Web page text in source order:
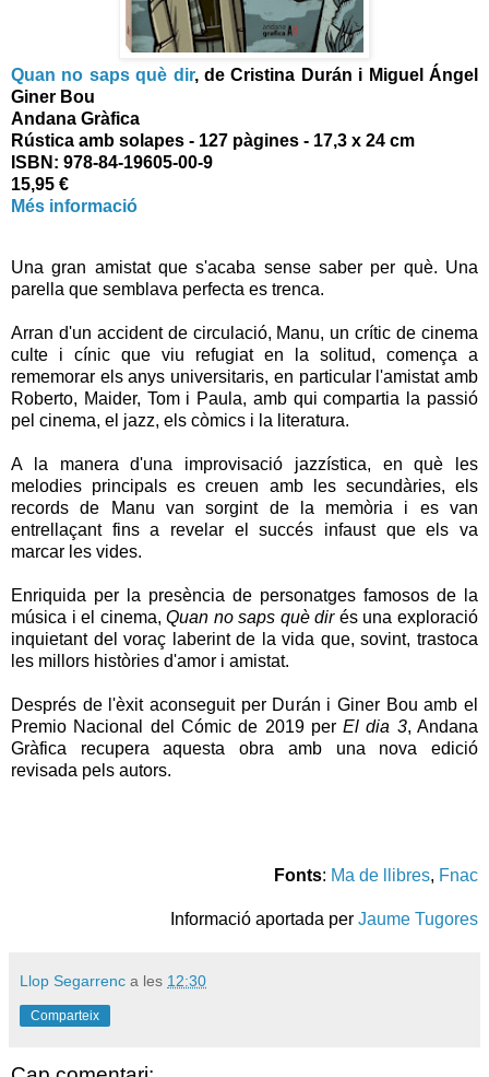
Quan no saps què dir, de Cristina Durán i Miguel Ángel
Giner Bou
Andana Gràfica
Rústica amb solapes - 127 pàgines - 17,3 x 24 cm
ISBN: 978-84-19605-00-9
15,95 €
Més informació
Una gran amistat que s'acaba sense saber per què. Una
parella que semblava perfecta es trenca.
Arran d'un accident de circulació, Manu, un crític de cinema
culte i cínic que viu refugiat en la solitud, comença a
rememorar els anys universitaris, en particular l'amistat amb
Roberto, Maider, Tom i Paula, amb qui compartia la passió
pel cinema, el jazz, els còmics i la literatura.
A la manera d'una improvisació jazzística, en què les
melodies principals es creuen amb les secundàries, els
records de Manu van sorgint de la memòria i es van
entrellaçant fins a revelar el succés infaust que els va
marcar les vides.
Enriquida per la presència de personatges famosos de la
música i el cinema,Quan no saps què dirés una exploració
inquietant del voraç laberint de la vida que, sovint, trastoca
les millors històries d'amor i amistat.
Després de l'èxit aconseguit per Durán i Giner Bou amb el
Premio Nacional del Cómic de 2019 perEl dia 3, Andana
Gràfica recupera aquesta obra amb una nova edició
revisada pels autors.
Fonts: Ma de llibres, Fnac
Informació aportada per Jaume Tugores
Llop Segarrenc a les 12:30
Comparteix